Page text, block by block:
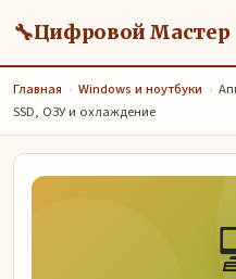
🔧Цифровой Мастер
Главная › Windows и ноутбуки ›
SSD, ОЗУ и охлаждение